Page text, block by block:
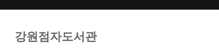
강원점자도서관